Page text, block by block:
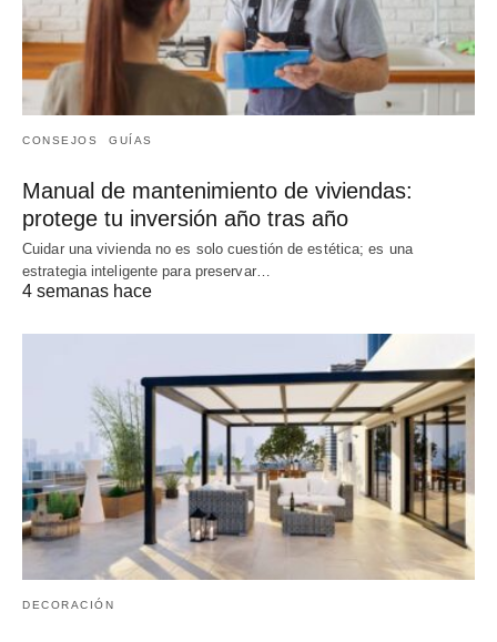
CONSEJOS GUÍAS
Manual de mantenimiento de viviendas:
protege tu inversión año tras año
Cuidar una vivienda no es solo cuestión de estética; es una
estrategia inteligente para preservar…
4 semanas hace
DECORACIÓN